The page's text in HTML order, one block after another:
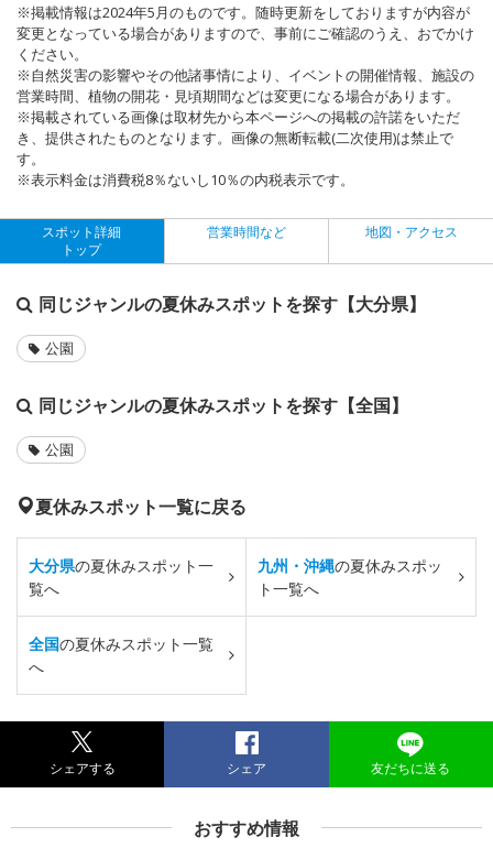
※掲載情報は2024年5月のものです。随時更新をしておりますが内容が
変更となっている場合がありますので、事前にご確認のうえ、おでかけ
ください。
※自然災害の影響やその他諸事情により、イベントの開催情報、施設の
営業時間、植物の開花・見頃期間などは変更になる場合があります。
※掲載されている画像は取材先から本ページへの掲載の許諾をいただ
き、提供されたものとなります。画像の無断転載(二次使用)は禁止で
す。
※表示料金は消費税8％ないし10％の内税表示です。
スポット詳細
トップ
営業時間など 地図・アクセス
同じジャンルの夏休みスポットを探す【大分県】
公園
同じジャンルの夏休みスポットを探す【全国】
公園
夏休みスポット一覧に戻る
大分県の夏休みスポット一
覧へ
九州・沖縄の夏休みスポッ
ト一覧へ
全国の夏休みスポット一覧
へ
シェアする シェア 友だちに送る
おすすめ情報